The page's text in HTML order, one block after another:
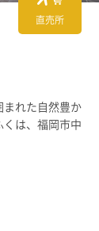
直売所
れた自然豊か
は、福岡市中